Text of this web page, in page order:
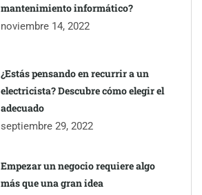
mantenimiento informático?
noviembre 14, 2022
¿Estás pensando en recurrir a un
electricista? Descubre cómo elegir el
adecuado
septiembre 29, 2022
Empezar un negocio requiere algo
más que una gran idea